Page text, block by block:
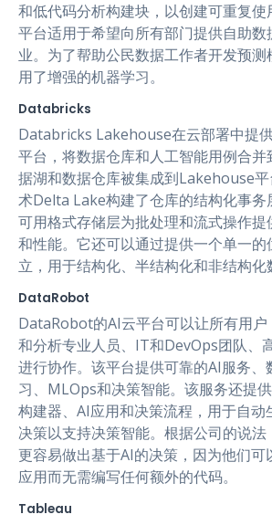
和低代码分析构建块，以创建可重复
平台适用于希望向所有部门提供自助数
业。为了帮助公民数据工作者开发预
用了增强的机器学习。
Databricks
Databricks Lakehouse在云部署中提
平台，将数据仓库和人工智能用例合并
据湖和数据仓库被集成到Lakehouse
术Delta Lake构建了仓库的结构化事务
可用格式存储层为批处理和流式操作提
和性能。它还可以通过提供一个单一的
立，用于结构化、半结构化和非结构化
DataRobot
DataRobot的AI云平台可以让所有用户
和分析专业人员、IT和DevOps团队、
进行协作。该平台提供可靠的AI服务、
习、MLOps和决策智能。该服务还提
构建器、AI应用和决策流程，用于自动
决策以支持决策智能。根据公司的说
更容易做出基于AI的决策，因为他们可
应用而无需编写任何额外的代码。
Tableau